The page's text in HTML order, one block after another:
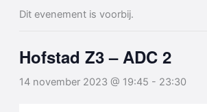
Dit evenement is voorbij.
Hofstad Z3 – ADC 2
14 november 2023 @ 19:45 - 23:30